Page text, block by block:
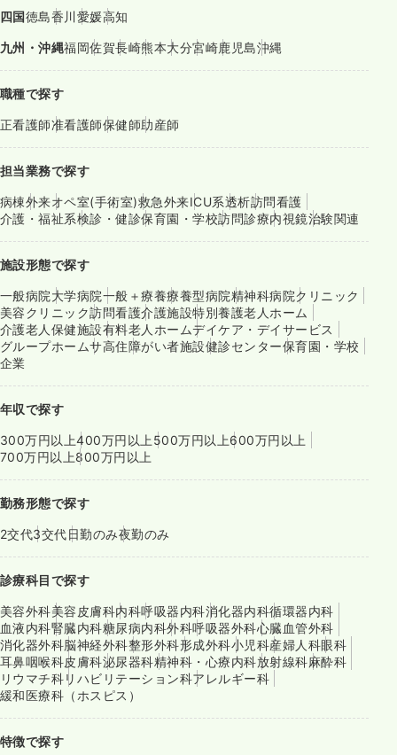
四国徳島香川愛媛高知
九州・沖縄福岡佐賀長崎熊本大分宮崎鹿児島沖縄
職種で探す
正看護師准看護師保健師助産師
担当業務で探す
病棟外来オペ室(手術室)救急外来ICU系透析訪問看護
介護・福祉系検診・健診保育園・学校訪問診療内視鏡治験関連
施設形態で探す
一般病院大学病院一般＋療養療養型病院精神科病院クリニック
美容クリニック訪問看護介護施設特別養護老人ホーム
介護老人保健施設有料老人ホームデイケア・デイサービス
グループホームサ高住障がい者施設健診センター保育園・学校
企業
年収で探す
300万円以上400万円以上 500万円以上600万円以上
700万円以上800万円以上
勤務形態で探す
2交代3交代日勤のみ夜勤のみ
診療科目で探す
美容外科美容皮膚科内科呼吸器内科消化器内科循環器内科
血液内科腎臓内科糖尿病内科外科呼吸器外科心臓血管外科
消化器外科脳神経外科整形外科形成外科小児科産婦人科眼科
耳鼻咽喉科皮膚科泌尿器科精神科・心療内科放射線科麻酔科
リウマチ科リハビリテーション科アレルギー科
緩和医療科（ホスピス）
特徴で探す